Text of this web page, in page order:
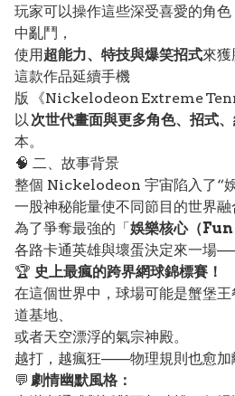
玩家可以操作這些深受喜愛的角
中亂鬥，
使用超能力、特技與爆笑招式來獲
這款作品延續手機
版 《Nickelodeon Extreme
以 次世代畫面與更多角色、招式
本。
🧠 二、故事背景
整個 Nickelodeon 宇宙陷入了“
一股神秘能量使不同節目的世界融
為了爭奪最強的「娛樂核心（Fun
各路卡通英雄與壞蛋決定來一場
🏆 史上最瘋的跨界網球錦標賽！
在這個世界中，球場可能是蟹堡
道基地、
或者天空漂浮的氣宗神殿。
越打，越瘋狂——物理規則也愈加
💬 劇情幽默風格：